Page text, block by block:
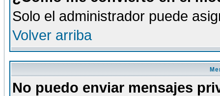
Solo el administrador puede
Volver arriba
No puedo enviar mensajes